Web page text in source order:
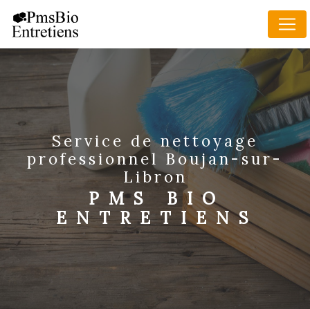
service de nettoyage
professionnel Boujan-sur-
Libron
PMS BIO
ENTRETIENS